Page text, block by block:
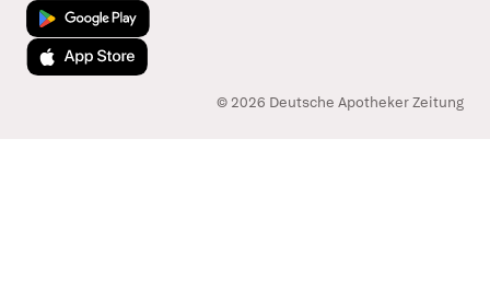
Jetzt bei Google Play
Laden im App Store
© 2026 Deutsche Apotheker Zeitung